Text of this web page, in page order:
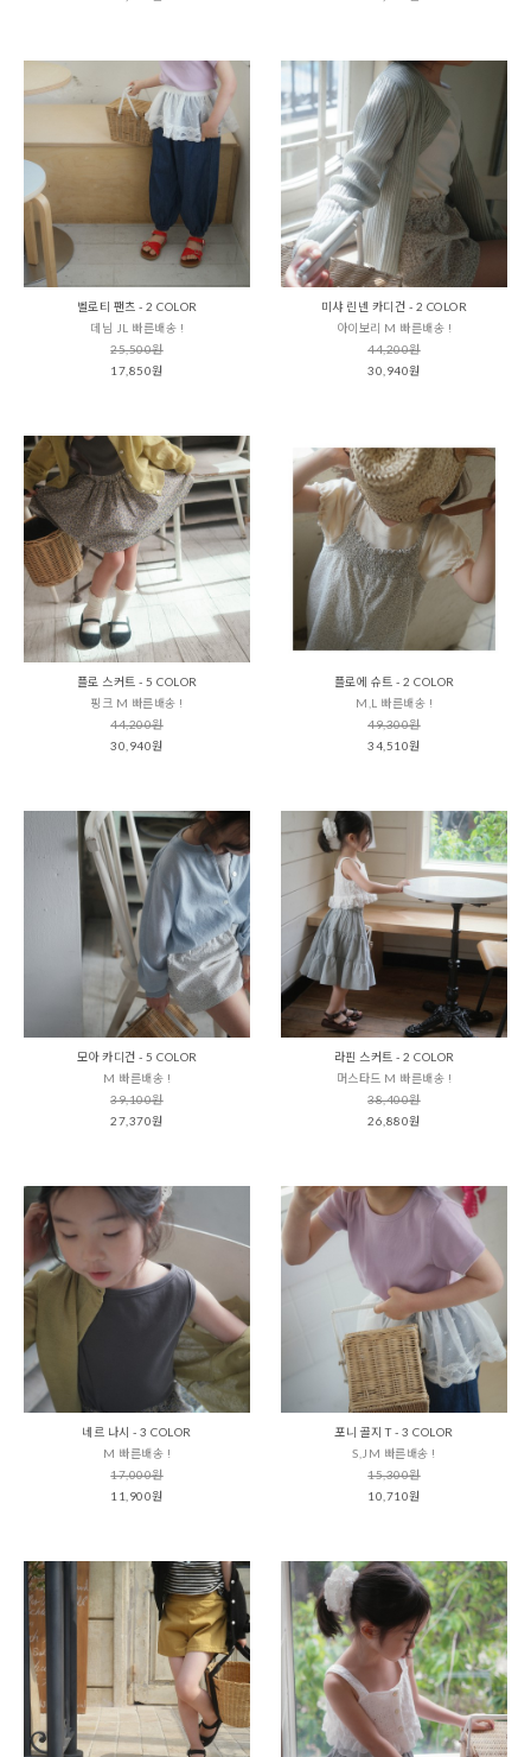
벨로티 팬츠 - 2 COLOR
데님 JL 빠른배송 !
25,500원
17,850원
미샤 린넨 카디건 - 2 COLOR
아이보리 M 빠른배송 !
44,200원
30,940원
플로 스커트 - 5 COLOR
핑크 M 빠른배송 !
44,200원
30,940원
플로에 슈트 - 2 COLOR
M,L 빠른배송 !
49,300원
34,510원
모아 카디건 - 5 COLOR
M 빠른배송 !
39,100원
27,370원
라핀 스커트 - 2 COLOR
머스타드 M 빠른배송 !
38,400원
26,880원
네르 나시 - 3 COLOR
M 빠른배송 !
17,000원
11,900원
포니 골지 T - 3 COLOR
S,JM 빠른배송 !
15,300원
10,710원